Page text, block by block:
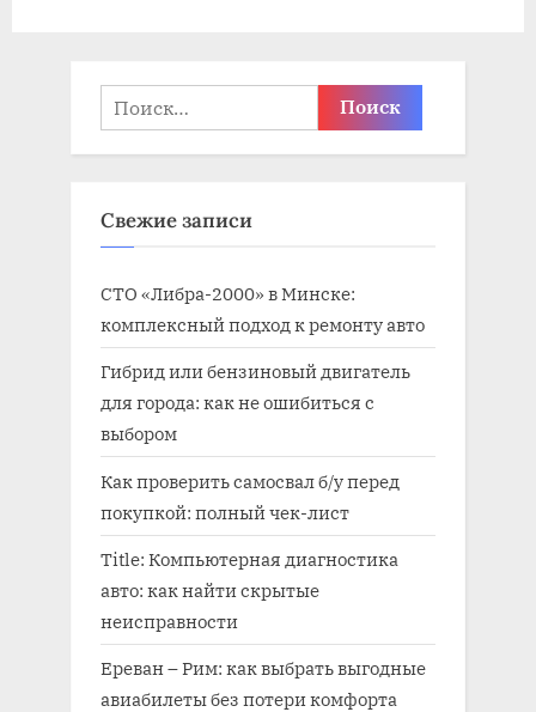
ь
Найти:
Свежие записи
СТО «Либра-2000» в Минске:
комплексный подход к ремонту авто
Гибрид или бензиновый двигатель
для города: как не ошибиться с
выбором
Как проверить самосвал б/у перед
покупкой: полный чек-лист
Title: Компьютерная диагностика
авто: как найти скрытые
неисправности
Ереван – Рим: как выбрать выгодные
авиабилеты без потери комфорта